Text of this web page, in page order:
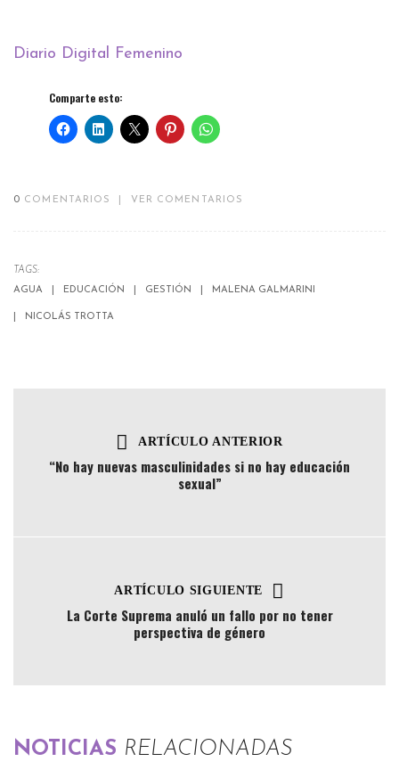
Diario Digital Femenino
Comparte esto:
0 COMENTARIOS VER COMENTARIOS
TAGS:
AGUA
EDUCACIÓN GESTIÓN MALENA GALMARINI
NICOLÁS TROTTA
ARTÍCULO ANTERIOR
“No hay nuevas masculinidades si no hay educación
sexual”
ARTÍCULO SIGUIENTE
La Corte Suprema anuló un fallo por no tener
perspectiva de género
NOTICIAS RELACIONADAS